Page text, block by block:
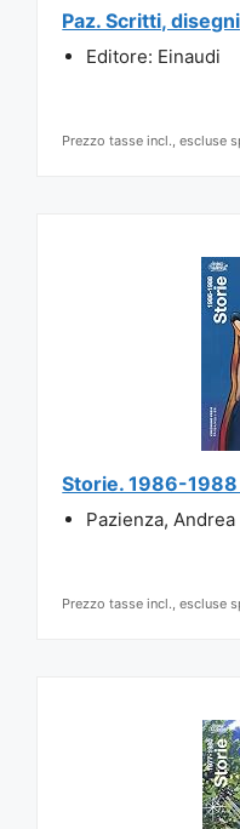
Paz. Scritti,
Editore: Einaudi
Prezzo tasse incl., escluse
Storie. 1986-1988
Pazienza,
Prezzo tasse incl., escluse